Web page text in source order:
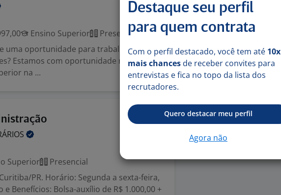
Ensino Superior
Presencial
uma oportunidade para trabalhar em
Estamos com oportunidade na posição
na ...
Superior
Presencial
PR. Horário: Segunda a sexta-feira,
e Benefícios: Bolsa-auxílio de R$ 1.000,00 +
Destaque seu perfil
para quem contrata
Com o perfil destacado, você tem até 10x
mais chances de receber convites para
entrevistas e fica no topo da lista dos
recrutadores.
Quero destacar meu perfil
Agora não